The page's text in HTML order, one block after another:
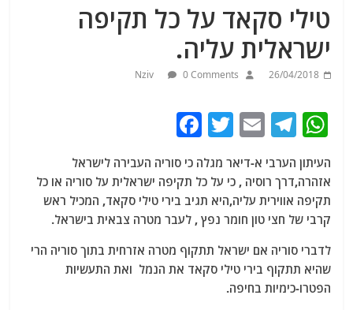
טילי סקאד על כל תקיפה
ישראלית עליה.
26/04/2018
Nziv 0 Comments
W
at
s
A
p
p
T
e
g
ra
m
E
ai
l
T
w
itt
er
c
e
b
o
o
העיתון הערבי א-דיאר מגלה כי סוריה העבירה לישראל
אזהרה,דרך רוסיה , כי על כל תקיפה ישראלית על סוריה או כל
תקיפה אווירית עליה,היא תגיב בירי טילי סקאד, המכיל ראש
קרבי של חצי טון חומר נפץ , לעבר מטרה צבאית בישראל.
לדברי סוריה אם ישראל תתקוף מטרה אזרחית בתוך סוריה הרי
שהיא תתקוף בירי טילי סקאד את הנמל ואת התעשיות
הפטרו-כימיות בחיפה.